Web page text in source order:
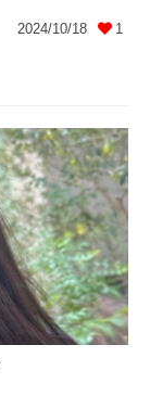
2024/10/18 1